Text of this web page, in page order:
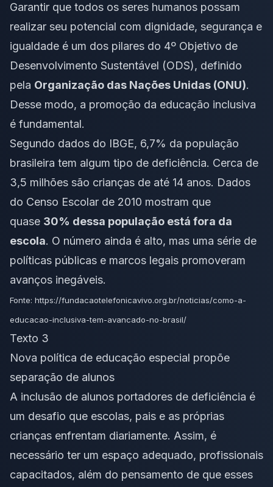
Garantir que todos os seres humanos possam
realizar seu potencial com dignidade, segurança e
igualdade é um dos pilares do 4º Objetivo de
Desenvolvimento Sustentável (ODS), definido
pela Organização das Nações Unidas (ONU).
Desse modo, a promoção da educação inclusiva
é fundamental.
Segundo dados do IBGE, 6,7% da população
brasileira tem algum tipo de deficiência. Cerca de
3,5 milhões são crianças de até 14 anos. Dados
do Censo Escolar de 2010 mostram que
quase 30% dessa população está fora da
escola. O número ainda é alto, mas uma série de
políticas públicas e marcos legais promoveram
avanços inegáveis.
Fonte: https://fundacaotelefonicavivo.org.br/noticias/como-a-
educacao-inclusiva-tem-avancado-no-brasil/
Texto 3
Nova política de educação especial propõe
separação de alunos
A inclusão de alunos portadores de deficiência é
um desafio que escolas, pais e as próprias
crianças enfrentam diariamente. Assim, é
necessário ter um espaço adequado, profissionais
capacitados, além do pensamento de que esses